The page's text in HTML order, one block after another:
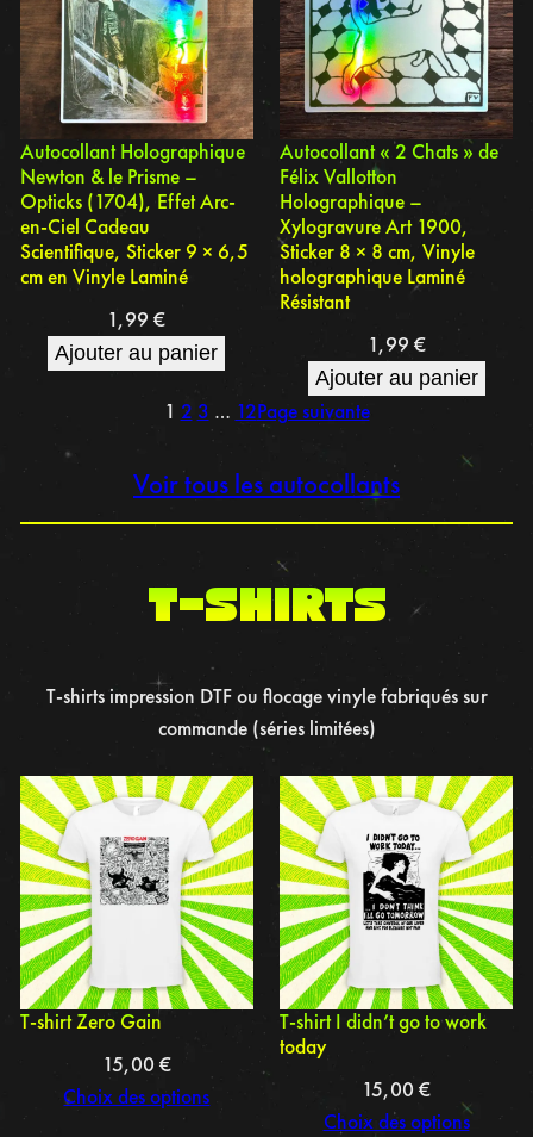
Autocollant Holographique
Newton & le Prisme –
Opticks (1704), Effet Arc-
en-Ciel Cadeau
Scientifique, Sticker 9 × 6,5
cm en Vinyle Laminé
1,99€
Ajouter au panier
Autocollant « 2 Chats » de
Félix Vallotton
Holographique –
Xylogravure Art 1900,
Sticker 8 × 8 cm, Vinyle
holographique Laminé
Résistant
1,99 €
Ajouter au panier
1 2 3 … 12Page suivante
Voir tous les autocollants
t-shirts
T-shirts impression DTF ou flocage vinyle fabriqués sur
commande (séries limitées)
T-shirt Zero Gain
15,00 €
Choix des options
T-shirt I didn’t go to work
today
15,00€
Choix des options